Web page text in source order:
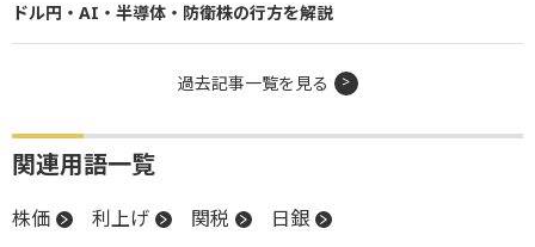
ドル円・AI・半導体・防衛株の行方を解説
過去記事一覧を見る
関連用語一覧
株価 利上げ 関税 日銀